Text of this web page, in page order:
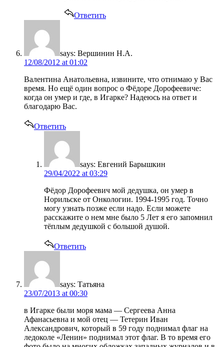
Ответить
says: Вершинин Н.А.
12/08/2012 at 01:02
Валентина Анатольевна, извините, что отнимаю у Вас
время. Но ещё один вопрос о Фёдоре Дорофеевиче:
когда он умер и где, в Игарке? Надеюсь на ответ и
благодарю Вас.
Ответить
says: Евгений Барышкин
29/04/2022 at 03:29
Фёдор Дорофеевич мой дедушка, он умер в
Норильске от Онкологии. 1994-1995 год. Точно
могу узнать позже если надо. Если можете
расскажите о нем мне было 5 Лет я его запомнил
тёплым дедушкой с большой душой.
Ответить
says: Татьяна
23/07/2013 at 00:30
в Игарке были моря мама — Сергеева Анна
Афанасьевна и мой отец — Тетерин Иван
Александрович, который в 59 году поднимал флаг на
ледоколе «Ленин» поднимал этот флаг. В то время его